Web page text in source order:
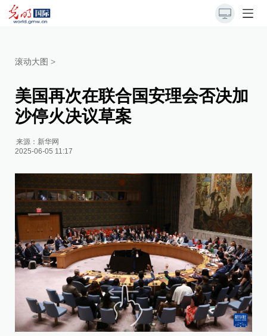
滚动大图 >
美国再次在联合国安理会否决加
沙停火决议草案
来源： 新华网
2025-06-05 11:17